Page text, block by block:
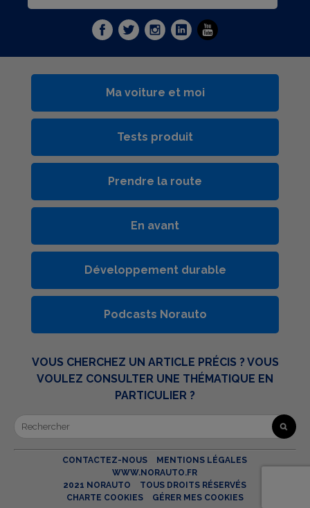
Ma voiture et moi
Tests produit
Prendre la route
En avant
Développement durable
Podcasts Norauto
VOUS CHERCHEZ UN ARTICLE PRÉCIS ? VOUS
VOULEZ CONSULTER UNE THÉMATIQUE EN
PARTICULIER ?
CONTACTEZ-NOUS
MENTIONS LÉGALES
WWW.NORAUTO.FR
2021 NORAUTO
TOUS DROITS RÉSERVÉS
CHARTE COOKIES
GÉRER MES COOKIES